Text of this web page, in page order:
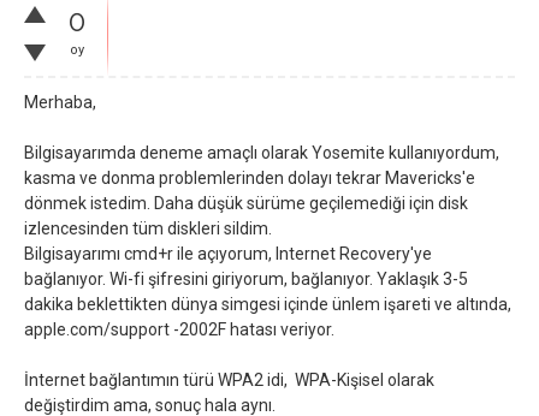
0
oy
Merhaba,
Bilgisayarımda deneme amaçlı olarak Yosemite kullanıyordum,
kasma ve donma problemlerinden dolayı tekrar Mavericks'e
dönmek istedim. Daha düşük sürüme geçilemediği için disk
izlencesinden tüm diskleri sildim.
Bilgisayarımı cmd+r ile açıyorum, Internet Recovery'ye
bağlanıyor. Wi-fi şifresini giriyorum, bağlanıyor. Yaklaşık 3-5
dakika beklettikten dünya simgesi içinde ünlem işareti ve altında,
apple.com/support -2002F hatası veriyor.
İnternet bağlantımın türü WPA2 idi, WPA-Kişisel olarak
değiştirdim ama, sonuç hala aynı.